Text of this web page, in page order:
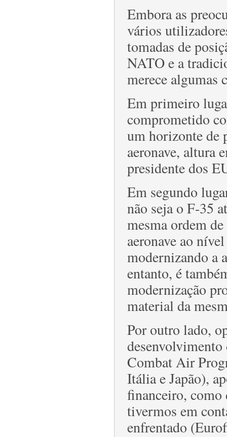
Embora as
vários
tomadas de
NATO e a
merece algumas
Em primeiro
comprometido
um horizonte de
aeronave, altura
presidente dos
Em segundo
não seja o F-35
mesma ordem
aeronave ao
modernizando a
entanto, é
modernização
material da
Por outro lado,
Combat Air
Itália e Japão),
financeiro, como
tivermos em
enfrentado